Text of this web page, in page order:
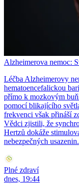
Alzheimerova nemoc:
Léčba Alzheimerovy
hematoencefalickou
přímo k mozkovým
pomocí blikajícího
frekvenci však přináší
Vědci zjistili, že
Hertzů dokáže
nebezpečných usazenin.
Plné zdraví
dnes, 19:44